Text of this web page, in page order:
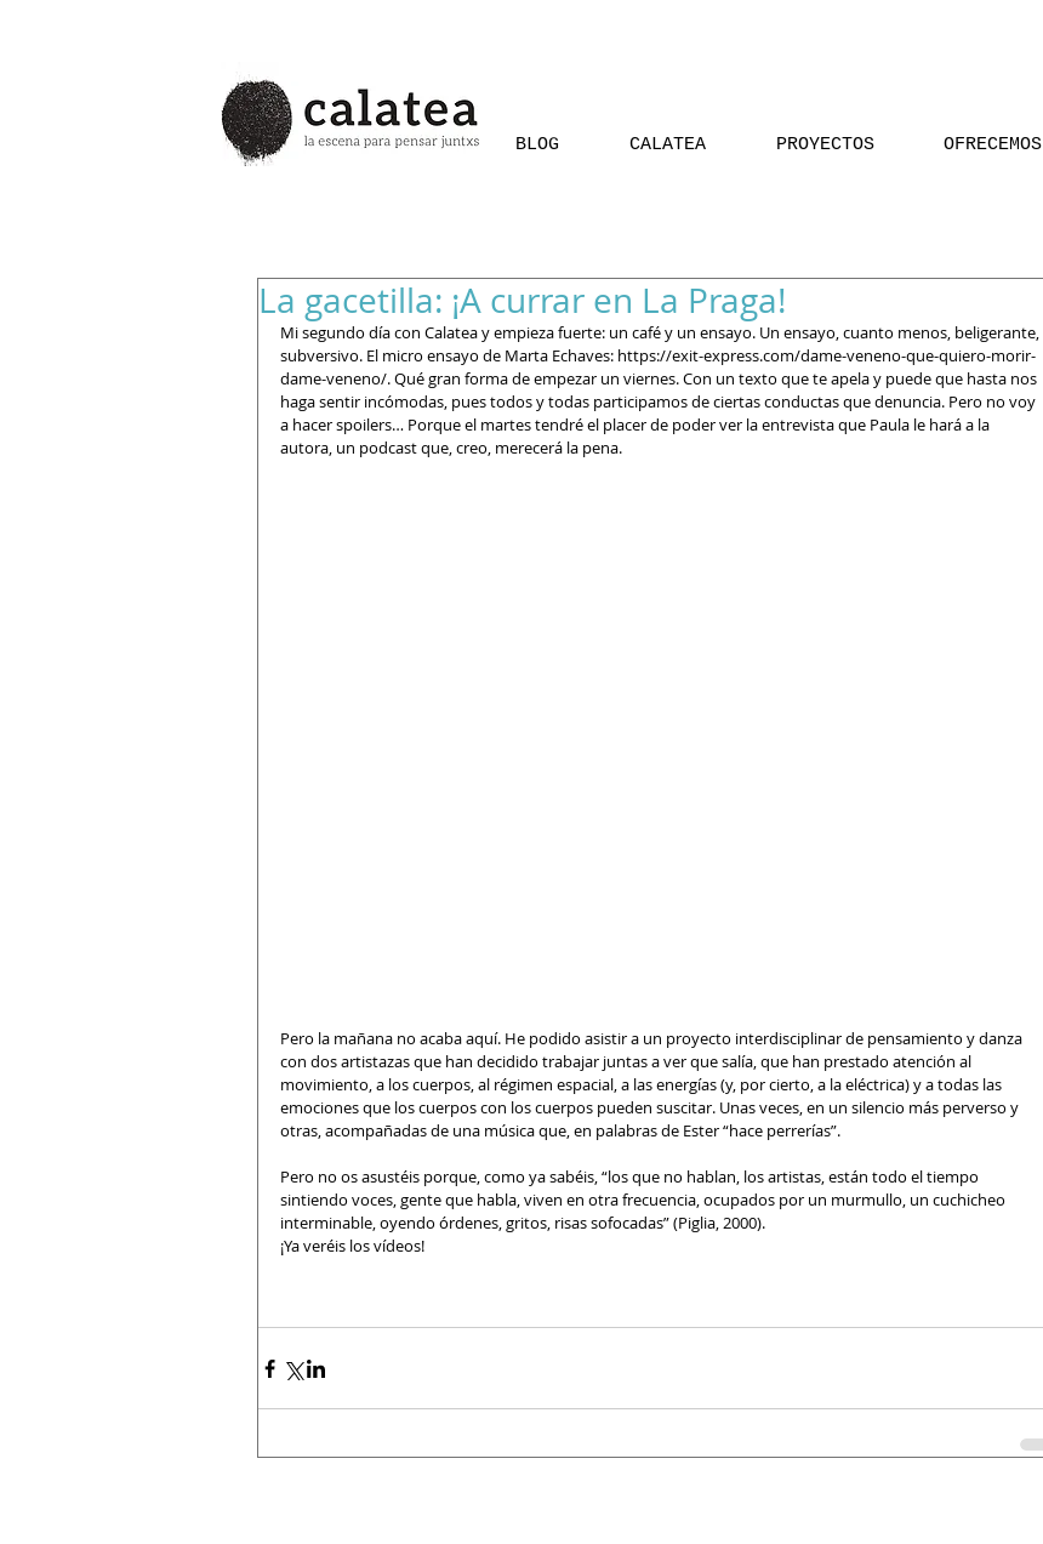
BLOG CALATEA PROYECTOS OFRECEMOS
La gacetilla: ¡A currar en La Praga!
Mi segundo día con Calatea y empieza fuerte: un café y un ensayo. Un ensayo, cuanto menos, beligerante,
subversivo. El micro ensayo de Marta Echaves: https://exit-express.com/dame-veneno-que-quiero-morir-
dame-veneno/. Qué gran forma de empezar un viernes. Con un texto que te apela y puede que hasta nos
haga sentir incómodas, pues todos y todas participamos de ciertas conductas que denuncia. Pero no voy
a hacer spoilers… Porque el martes tendré el placer de poder ver la entrevista que Paula le hará a la
autora, un podcast que, creo, merecerá la pena.
Pero la mañana no acaba aquí. He podido asistir a un proyecto interdisciplinar de pensamiento y danza
con dos artistazas que han decidido trabajar juntas a ver que salía, que han prestado atención al
movimiento, a los cuerpos, al régimen espacial, a las energías (y, por cierto, a la eléctrica) y a todas las
emociones que los cuerpos con los cuerpos pueden suscitar. Unas veces, en un silencio más perverso y
otras, acompañadas de una música que, en palabras de Ester “hace perrerías”.
Pero no os asustéis porque, como ya sabéis, “los que no hablan, los artistas, están todo el tiempo
sintiendo voces, gente que habla, viven en otra frecuencia, ocupados por un murmullo, un cuchicheo
interminable, oyendo órdenes, gritos, risas sofocadas” (Piglia, 2000).
¡Ya veréis los vídeos!